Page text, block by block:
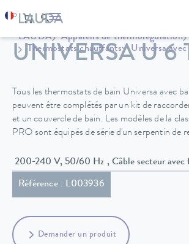
LAUDA Appareils de thermorégulation
Thermostats chauffants
Universa
UNIVERSA U 6
Tous les thermostats de bain Universa avec
peuvent être complétés par un kit de
et un couvercle de bain. Les modèles de la
PRO sont équipés de série d'un serpentin de
200-240 V, 50/60 Hz , Câble
Référence : L003936
Demander un produit